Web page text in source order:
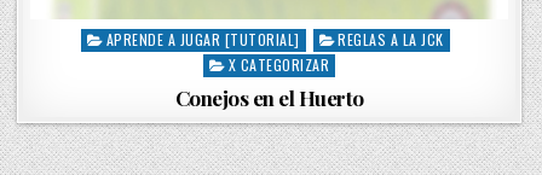
P
e
d
APRENDE A JUGAR [TUTORIAL]
REGLAS A LA JCK
X CATEGORIZAR
Conejos en el Huerto